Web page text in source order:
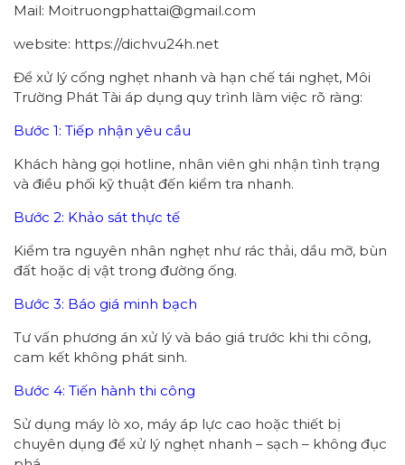
Mail: Moitruongphattai@gmail.com
website: https://dichvu24h.net
Để xử lý cống nghẹt nhanh và hạn chế tái nghẹt, Môi
Trường Phát Tài áp dụng quy trình làm việc rõ ràng:
Bước 1: Tiếp nhận yêu cầu
Khách hàng gọi hotline, nhân viên ghi nhận tình trạng
và điều phối kỹ thuật đến kiểm tra nhanh.
Bước 2: Khảo sát thực tế
Kiểm tra nguyên nhân nghẹt như rác thải, dầu mỡ, bùn
đất hoặc dị vật trong đường ống.
Bước 3: Báo giá minh bạch
Tư vấn phương án xử lý và báo giá trước khi thi công,
cam kết không phát sinh.
Bước 4: Tiến hành thi công
Sử dụng máy lò xo, máy áp lực cao hoặc thiết bị
chuyên dụng để xử lý nghẹt nhanh – sạch – không đục